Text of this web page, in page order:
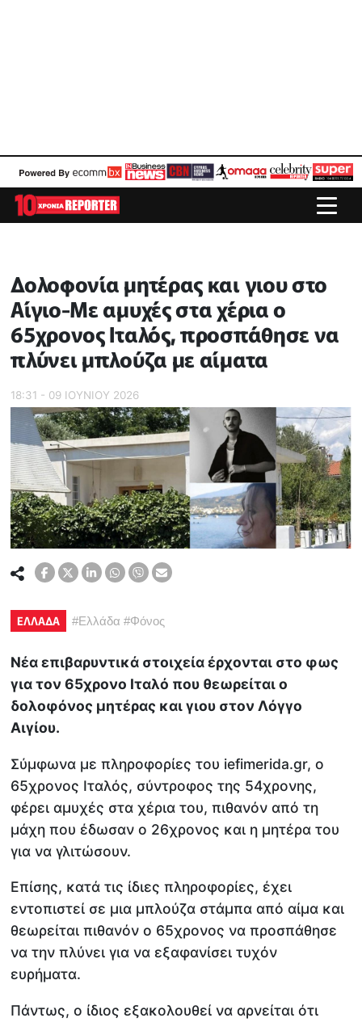
Δολοφονία μητέρας και γιου στο
Αίγιο-Με αμυχές στα χέρια ο
65χρονος Ιταλός, προσπάθησε να
πλύνει μπλούζα με αίματα
18:31 - 09 ΙΟΥΝΙΟΥ 2026
ΕΛΛΑΔΑ #Ελλάδα #Φόνος
Νέα επιβαρυντικά στοιχεία έρχονται στο φως
για τον 65χρονο Ιταλό που θεωρείται ο
δολοφόνος μητέρας και γιου στον Λόγγο
Αιγίου.
Σύμφωνα με πληροφορίες του iefimerida.gr, ο
65χρονος Ιταλός, σύντροφος της 54χρονης,
φέρει αμυχές στα χέρια του, πιθανόν από τη
μάχη που έδωσαν ο 26χρονος και η μητέρα του
για να γλιτώσουν.
Επίσης, κατά τις ίδιες πληροφορίες, έχει
εντοπιστεί σε μια μπλούζα στάμπα από αίμα και
θεωρείται πιθανόν ο 65χρονος να προσπάθησε
να την πλύνει για να εξαφανίσει τυχόν
ευρήματα.
Πάντως, ο ίδιος εξακολουθεί να αρνείται ότι